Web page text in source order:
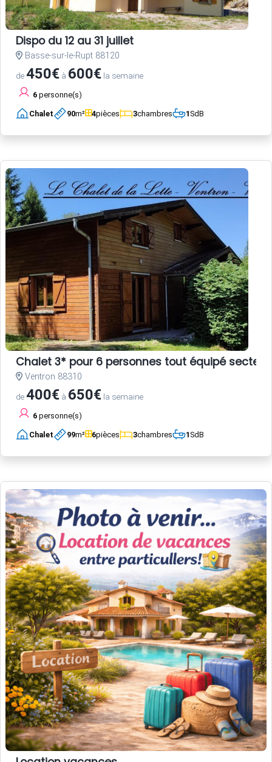
Dispo du 12 au 31 juillet
Basse-sur-le-Rupt 88120
de450€ à 600€ la semaine
6 personne(s)
Chalet 90m² 4pièces 3chambres 1SdB
Chalet 3* pour 6 personnes tout équipé
Ventron 88310
de400€ à 650€ la semaine
6 personne(s)
Chalet 99m² 6pièces 3chambres 1SdB